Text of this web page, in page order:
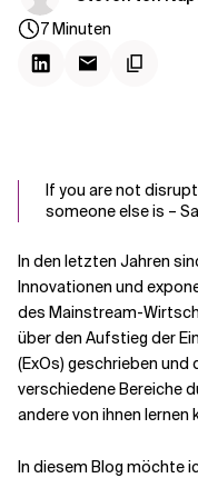
7Minuten
If you are not
someone else is –
In den letzten Jahren
Innovationen und
des Mainstream-
über den Aufstieg der
(ExOs) geschrieben und
verschiedene Bereiche
andere von ihnen lernen
In diesem Blog möchte